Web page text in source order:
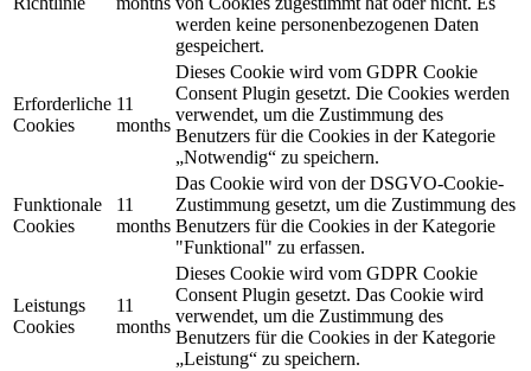
werden keine personenbezogenen Daten
gespeichert.
Erforderliche
Cookies
11
months
Dieses Cookie wird vom GDPR Cookie
Consent Plugin gesetzt. Die Cookies werden
verwendet, um die Zustimmung des
Benutzers für die Cookies in der Kategorie
„Notwendig“ zu speichern.
Funktionale
Cookies
11
months
Das Cookie wird von der DSGVO-Cookie-
Zustimmung gesetzt, um die Zustimmung des
Benutzers für die Cookies in der Kategorie
"Funktional" zu erfassen.
Leistungs
Cookies
11
months
Dieses Cookie wird vom GDPR Cookie
Consent Plugin gesetzt. Das Cookie wird
verwendet, um die Zustimmung des
Benutzers für die Cookies in der Kategorie
„Leistung“ zu speichern.